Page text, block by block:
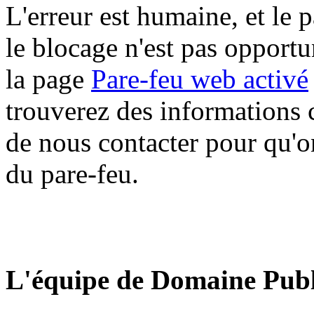
L'erreur est humaine, et le
le blocage n'est pas
la page Pare-feu web activé
trouverez des informations
de nous contacter pour
du pare-feu.
L'équipe de Domaine